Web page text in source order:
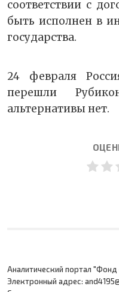
соответствии с
быть исполнен в
государства.
24 февраля
перешли
альтернативы нет.
Аналитический портал "Фонд
Электронный адрес: